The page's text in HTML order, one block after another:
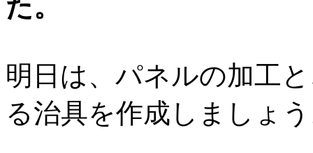
た。
明日は、パネルの加工
る治具を作成しましょ